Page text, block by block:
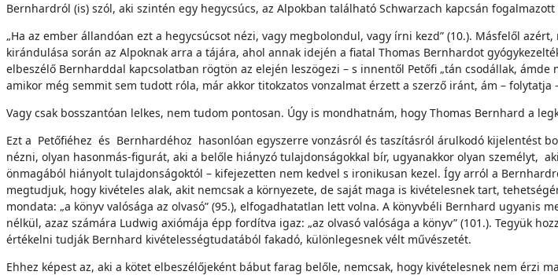
Bernhardról (is) szól, aki szintén egy hegycsúcs, az Alpokban található Schwarzach kapcsán
„Ha az ember állandóan ezt a hegycsúcsot nézi, vagy megbolondul, vagy írni kezd” (10.). Másfelől
kirándulása során az Alpoknak arra a tájára, ahol annak idején a fiatal Thomas Bernhardot
elbeszélő Bernharddal kapcsolatban rögtön az elején leszögezi – s innentől Petőfi „tán csodállak,
amikor még semmit sem tudott róla, már akkor titokzatos vonzalmat érzett a szerző iránt, ám –
Vagy csak bosszantóan lelkes, nem tudom pontosan. Úgy is mondhatnám, hogy Thomas Bernhard a
Ezt a Petőfiéhez és Bernhardéhoz hasonlóan egyszerre vonzásról és taszításról árulkodó kijelentést
nézni, olyan hasonmás-figurát, aki a belőle hiányzó tulajdonságokkal bír, ugyanakkor olyan
önmagából hiányolt tulajdonságoktól – kifejezetten nem kedvel s ironikusan kezel. Így arról a
megtudjuk, hogy kivételes alak, akit nemcsak a környezete, de saját maga is kivételesnek tart,
mondata: „a könyv valósága az olvasó” (95.), elfogadhatatlan lett volna. A könyvbéli Bernhard
nélkül, azaz számára Ludwig axiómája épp fordítva igaz: „az olvasó valósága a könyv” (101.). Tegyük
értékelni tudják Bernhard kivételességtudatából fakadó, különlegesnek vélt művészetét.
Ehhez képest az, aki a kötet elbeszélőjeként bábut farag belőle, nemcsak, hogy kivételesnek nem érzi